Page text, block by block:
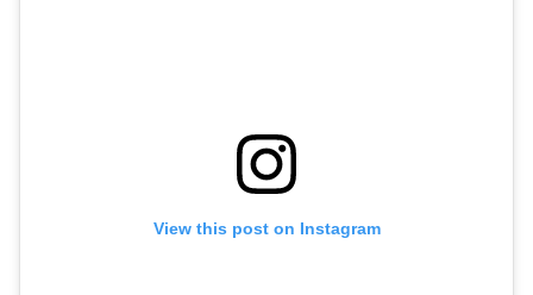
View this post on Instagram